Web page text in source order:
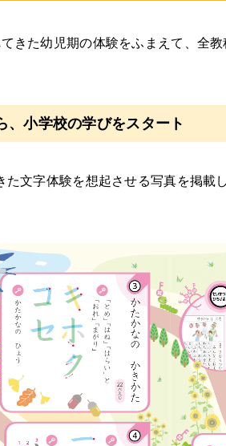
きた幼児期の体験をふまえて、全
、小学校の学びをスタート
た文字体験を想起させる写真を掲